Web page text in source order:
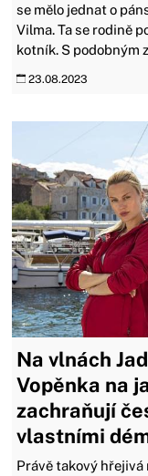
se mělo jednat o
Vilma. Ta se rodině
kotník. S podobným
23.08.2023
Na vlnách
Vopěnka na
zachraňují
vlastními
Právě takový